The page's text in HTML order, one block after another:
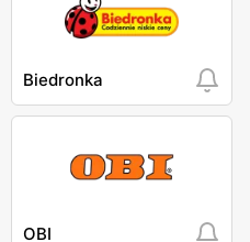
Biedronka
OBI